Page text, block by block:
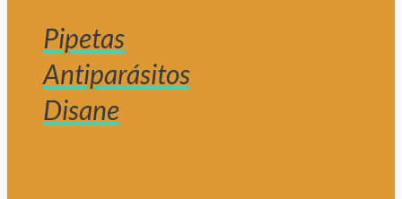
Pipetas
Antiparásitos
Disane